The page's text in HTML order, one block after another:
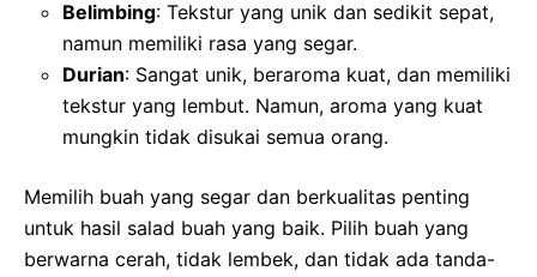
Belimbing: Tekstur yang unik dan sedikit sepat,
namun memiliki rasa yang segar.
Durian: Sangat unik, beraroma kuat, dan memiliki
tekstur yang lembut. Namun, aroma yang kuat
mungkin tidak disukai semua orang.
Memilih buah yang segar dan berkualitas penting
untuk hasil salad buah yang baik. Pilih buah yang
berwarna cerah, tidak lembek, dan tidak ada tanda-